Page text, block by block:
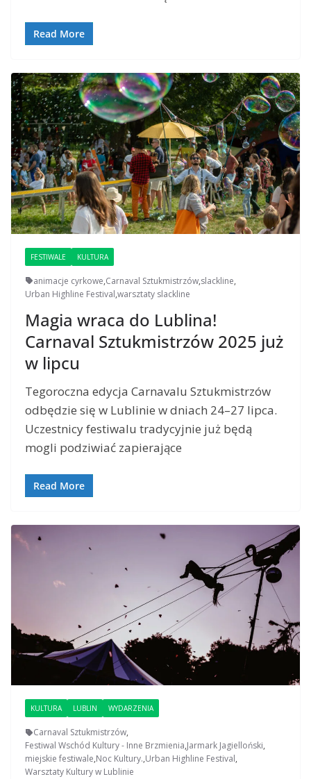
Read More
FESTIWALE KULTURA
animacje cyrkowe,Carnaval Sztukmistrzów,slackline,
Urban Highline Festival,warsztaty slackline
Magia wraca do Lublina!
Carnaval Sztukmistrzów 2025 już
w lipcu
Tegoroczna edycja Carnavalu Sztukmistrzów
odbędzie się w Lublinie w dniach 24–27 lipca.
Uczestnicy festiwalu tradycyjnie już będą
mogli podziwiać zapierające
Read More
KULTURA LUBLIN WYDARZENIA
Carnaval Sztukmistrzów,
Festiwal Wschód Kultury - Inne Brzmienia,Jarmark Jagielloński,
miejskie festiwale,Noc Kultury.,Urban Highline Festival,
Warsztaty Kultury w Lublinie